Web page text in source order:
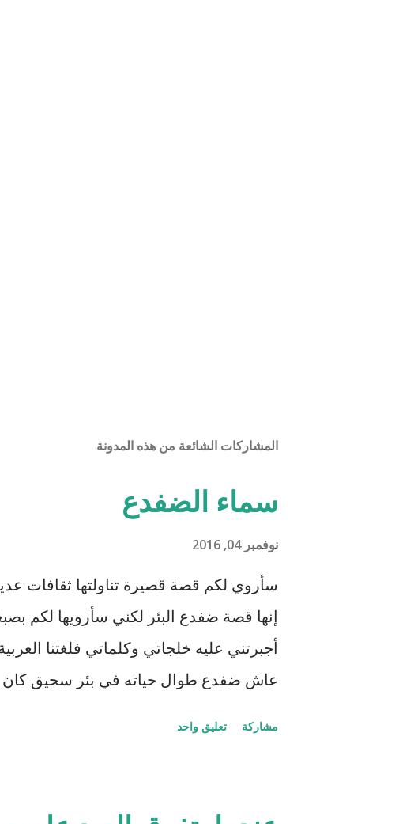
المشاركات الشائعة من هذه المدونة
سماء الضفدع
نوفمبر 04, 2016
سأروي لكم قصة قصيرة تناولتها ثقافات
إنها قصة ضفدع البئر لكني سأرويها لكم
أجبرتني عليه خلجاتي وكلماتي فلغتنا
عاش ضفدع طوال حياته في بئر سحيق كان
مشاركة تعليق واحد